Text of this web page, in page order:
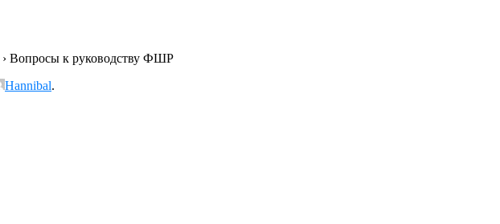
› Вопросы к руководству ФШР
Hannibal.